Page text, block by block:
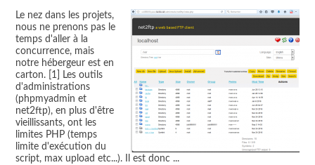
Le nez dans les projets,
nous ne prenons pas le
temps d'aller à la
concurrence, mais
notre hébergeur est en
carton. [1] Les outils
d'administrations
(phpmyadmin et
net2ftp), en plus d'être
vieillissants, ont les
limites PHP (temps
limite d'exécution du
script, max upload etc...). Il est donc ...